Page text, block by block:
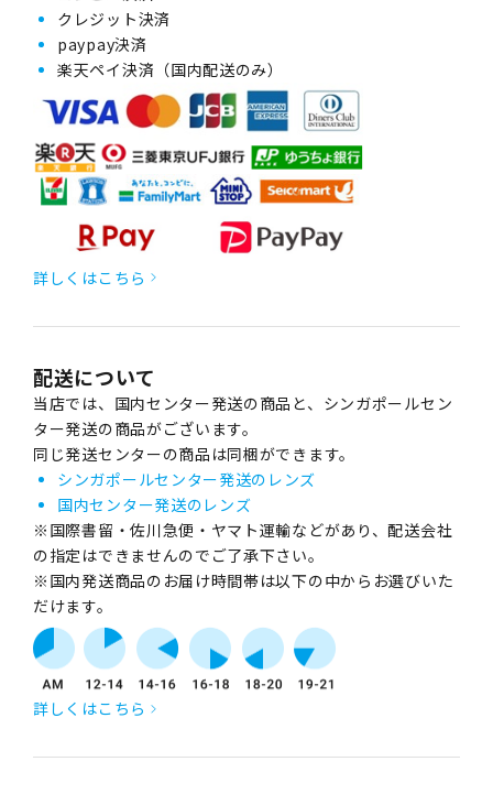
クレジット決済
paypay決済
楽天ペイ決済（国内配送のみ）
詳しくはこちら
配送について
当店では、国内センター発送の商品と、シンガポールセン
ター発送の商品がございます。
同じ発送センターの商品は同梱ができます。
シンガポールセンター発送のレンズ
国内センター発送のレンズ
※国際書留・佐川急便・ヤマト運輸などがあり、配送会社
の指定はできませんのでご了承下さい。
※国内発送商品のお届け時間帯は以下の中からお選びいた
だけます。
詳しくはこちら